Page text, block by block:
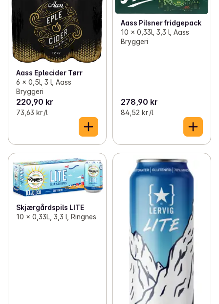
Aass Eplecider Tørr
6 x 0,5l, 3 l, Aass
Bryggeri
220,90 kr
73,63 kr /l
Aass Pilsner fridgepack
10 x 0,33l, 3,3 l, Aass
Bryggeri
278,90 kr
84,52 kr /l
Skjærgårdspils LITE
10 x 0,33L, 3,3 l, Ringnes